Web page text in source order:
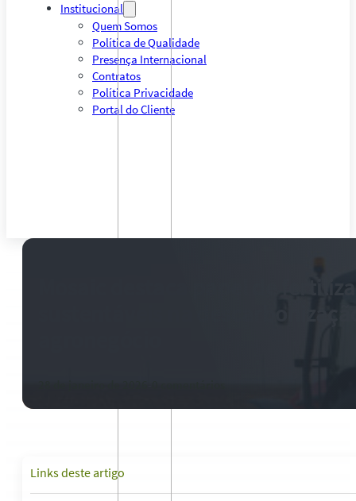
Institucional
Quem Somos
Política de Qualidade
Presença Internacional
Contratos
Política Privacidade
Portal do Cliente
Links deste artigo